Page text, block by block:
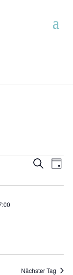
und
SucheTag
Nächster Tag